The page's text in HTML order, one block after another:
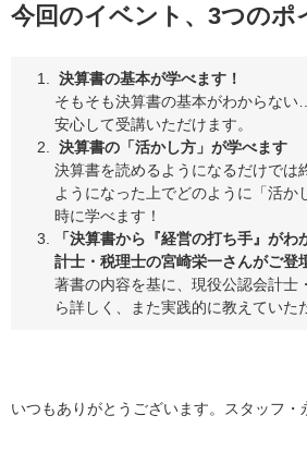
今回のイベント、3つのポ
決算書の基本が学べます！
そもそも決算書の基本がわからな
安心して受講いただけます。
決算書の「活かし方」が学べます
決算書を読めるようになるだけでは
ようになった上でどのように「活か
時に学べます！
「決算書から『経営の打ち手』が
計士・税理士の宮崎栄一さんがご登
著書の内容を基に、現役公認会計士
ら詳しく、また実践的に教えていた
いつもありがとうございます。スタッフ・